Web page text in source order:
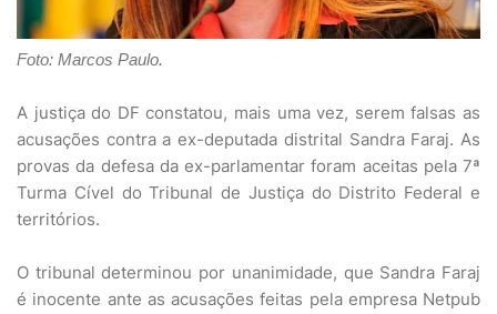
Foto: Marcos Paulo.
A justiça do DF constatou, mais uma vez, serem falsas as
acusações contra a ex-deputada distrital Sandra Faraj. As
provas da defesa da ex-parlamentar foram aceitas pela 7ª
Turma Cível do Tribunal de Justiça do Distrito Federal e
territórios.
O tribunal determinou por unanimidade, que Sandra Faraj
é inocente ante as acusações feitas pela empresa Netpub